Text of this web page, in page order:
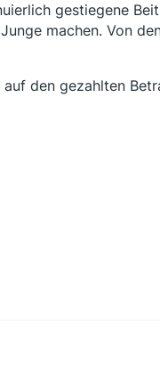
gestiegene
machen. Von
den gezahlten